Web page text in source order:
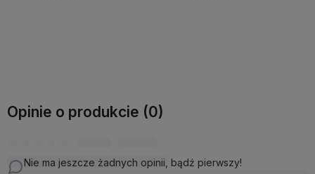
Opinie o produkcie (0)
Nie ma jeszcze żadnych opinii, bądź pierwszy!